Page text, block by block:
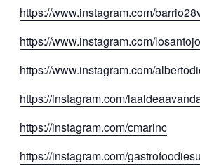
https://www.instagram.com/
https://www.instagram.com/
https://www.instagram.com/
https://instagram.com/
https://instagram.com/cmarinc
https://instagram.com/